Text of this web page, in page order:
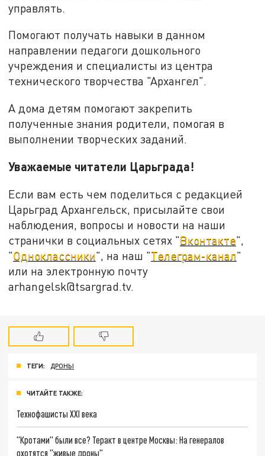
управлять.
Помогают получать навыки в данном
направлении педагоги дошкольного
учреждения и специалисты из центра
технического творчества "Архангел".
А дома детям помогают закрепить
полученные знания родители, помогая в
выполнении творческих заданий.
Уважаемые читатели Царьграда!
Если вам есть чем поделиться с редакцией
Царьград Архангельск, присылайте свои
наблюдения, вопросы и новости на наши
странички в социальных сетях "Вконтакте",
"Одноклассники", на наш "Телеграм-канал"
или на электронную почту
arhangelsk@tsargrad.tv.
ТЕГИ: ДРОНЫ
ЧИТАЙТЕ ТАКЖЕ:
Технофашисты XXI века
"Кротами" были все? Теракт в центре Москвы: На генералов
охотятся "живые дроны"